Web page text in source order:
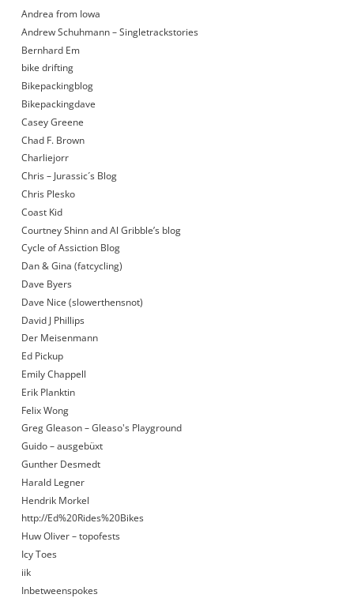
Andrea from Iowa
Andrew Schuhmann – Singletrackstories
Bernhard Em
bike drifting
Bikepackingblog
Bikepackingdave
Casey Greene
Chad F. Brown
Charliejorr
Chris – Jurassic´s Blog
Chris Plesko
Coast Kid
Courtney Shinn and Al Gribble’s blog
Cycle of Assiction Blog
Dan & Gina (fatcycling)
Dave Byers
Dave Nice (slowerthensnot)
David J Phillips
Der Meisenmann
Ed Pickup
Emily Chappell
Erik Planktin
Felix Wong
Greg Gleason – Gleaso's Playground
Guido – ausgebüxt
Gunther Desmedt
Harald Legner
Hendrik Morkel
http://Ed%20Rides%20Bikes
Huw Oliver – topofests
Icy Toes
iik
Inbetweenspokes